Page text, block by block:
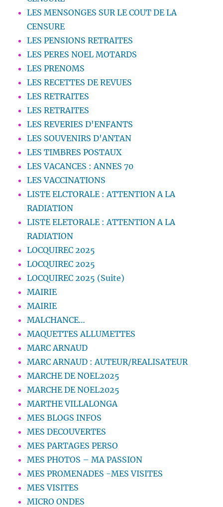
LES MENSONGES SUR LE COUT DE LA
CENSURE
LES PENSIONS RETRAITES
LES PERES NOEL MOTARDS
LES PRENOMS
LES RECETTES DE REVUES
LES RETRAITES
LES RETRAITES
LES REVERIES D'ENFANTS
LES SOUVENIRS D'ANTAN
LES TIMBRES POSTAUX
LES VACANCES : ANNES 70
LES VACCINATIONS
LISTE ELCTORALE : ATTENTION A LA
RADIATION
LISTE ELETORALE : ATTENTION A LA
RADIATION
LOCQUIREC 2025
LOCQUIREC 2025
LOCQUIREC 2025 (Suite)
MAIRIE
MAIRIE
MALCHANCE…
MAQUETTES ALLUMETTES
MARC ARNAUD
MARC ARNAUD : AUTEUR/REALISATEUR
MARCHE DE NOEL2025
MARCHE DE NOEL2025
MARTHE VILLALONGA
MES BLOGS INFOS
MES DECOUVERTES
MES PARTAGES PERSO
MES PHOTOS – MA PASSION
MES PROMENADES -MES VISITES
MES VISITES
MICRO ONDES